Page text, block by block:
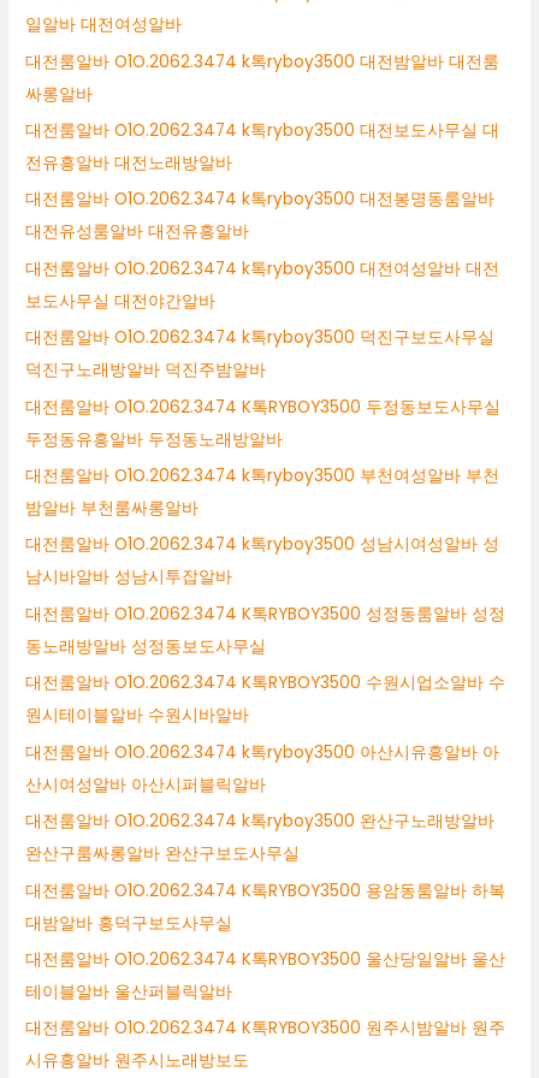
일알바 대전여성알바
대전룸알바 O1O.2062.3474 k톡ryboy3500 대전밤알바 대전룸
싸롱알바
대전룸알바 O1O.2062.3474 k톡ryboy3500 대전보도사무실 대
전유흥알바 대전노래방알바
대전룸알바 O1O.2062.3474 k톡ryboy3500 대전봉명동룸알바
대전유성룸알바 대전유흥알바
대전룸알바 O1O.2062.3474 k톡ryboy3500 대전여성알바 대전
보도사무실 대전야간알바
대전룸알바 O1O.2062.3474 k톡ryboy3500 덕진구보도사무실
덕진구노래방알바 덕진주밤알바
대전룸알바 O1O.2062.3474 K톡RYBOY3500 두정동보도사무실
두정동유흥알바 두정동노래방알바
대전룸알바 O1O.2062.3474 k톡ryboy3500 부천여성알바 부천
밤알바 부천룸싸롱알바
대전룸알바 O1O.2062.3474 k톡ryboy3500 성남시여성알바 성
남시바알바 성남시투잡알바
대전룸알바 O1O.2062.3474 K톡RYBOY3500 성정동룸알바 성정
동노래방알바 성정동보도사무실
대전룸알바 O1O.2062.3474 K톡RYBOY3500 수원시업소알바 수
원시테이블알바 수원시바알바
대전룸알바 O1O.2062.3474 k톡ryboy3500 아산시유흥알바 아
산시여성알바 아산시퍼블릭알바
대전룸알바 O1O.2062.3474 k톡ryboy3500 완산구노래방알바
완산구룸싸롱알바 완산구보도사무실
대전룸알바 O1O.2062.3474 K톡RYBOY3500 용암동룸알바 하복
대밤알바 흥덕구보도사무실
대전룸알바 O1O.2062.3474 K톡RYBOY3500 울산당일알바 울산
테이블알바 울산퍼블릭알바
대전룸알바 O1O.2062.3474 K톡RYBOY3500 원주시밤알바 원주
시유흥알바 원주시노래방보도